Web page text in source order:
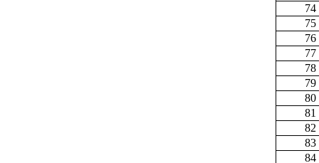
74
75
76
77
78
79
80
81
82
83
84